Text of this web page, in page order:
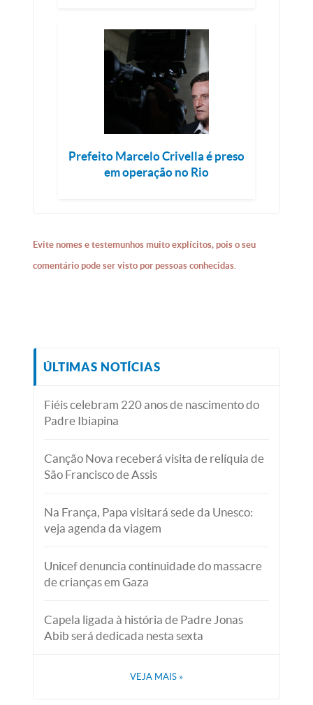
Prefeito Marcelo Crivella é preso
em operação no Rio
Evite nomes e testemunhos muito explícitos, pois o seu
comentário pode ser visto por pessoas conhecidas.
ÚLTIMAS NOTÍCIAS
Fiéis celebram 220 anos de nascimento do
Padre Ibiapina
Canção Nova receberá visita de relíquia de
São Francisco de Assis
Na França, Papa visitará sede da Unesco:
veja agenda da viagem
Unicef denuncia continuidade do massacre
de crianças em Gaza
Capela ligada à história de Padre Jonas
Abib será dedicada nesta sexta
VEJA MAIS »